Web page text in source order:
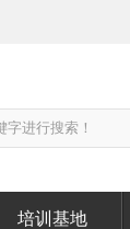
培训基地